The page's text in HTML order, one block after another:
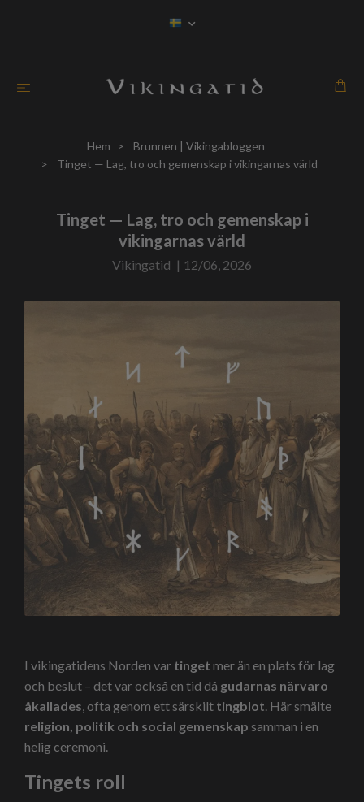
Hem
Brunnen | Vikingabloggen
Tinget — Lag, tro och gemenskap i vikingarnas värld
Tinget — Lag, tro och gemenskap i
vikingarnas värld
Vikingatid | 12/06, 2026
I vikingatidens Norden var tinget mer än en plats för lag
och beslut – det var också en tid då gudarnas närvaro
åkallades, ofta genom ett särskilt tingblot. Här smälte
religion, politik och social gemenskap samman i en
helig ceremoni.
Tingets roll